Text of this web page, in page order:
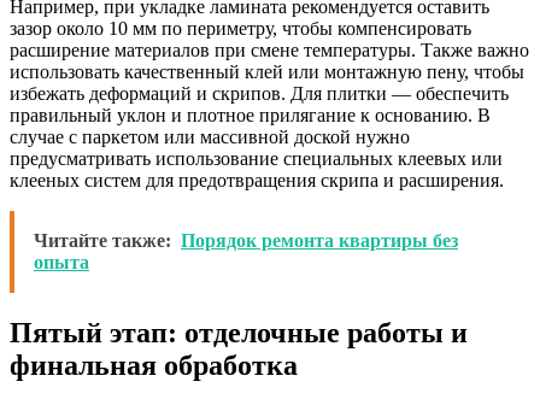
Например, при укладке ламината рекомендуется оставить
зазор около 10 мм по периметру, чтобы компенсировать
расширение материалов при смене температуры. Также важно
использовать качественный клей или монтажную пену, чтобы
избежать деформаций и скрипов. Для плитки — обеспечить
правильный уклон и плотное прилягание к основанию. В
случае с паркетом или массивной доской нужно
предусматривать использование специальных клеевых или
клееных систем для предотвращения скрипа и расширения.
Читайте также: Порядок ремонта квартиры без
опыта
Пятый этап: отделочные работы и
финальная обработка